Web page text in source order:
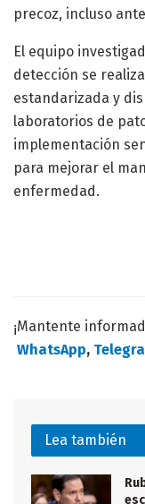
precoz, incluso
El equipo
detección se
estandarizada y
laboratorios de
implementación
para mejorar el
enfermedad.
¡Mantente
WhatsApp,
Lea también